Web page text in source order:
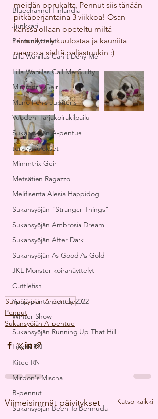
Bluechannel Finlandia
Junkkari
Pentunäyttelyt
Lilla Wanillas Can't Deny Me
Lilla Wanillas Call Me Guilty
Mimmitrix Geir
Mano Ponis Jupiteris
Vuoden Harjakoirakilpailu
Sukansyöjän A-pentue
terveystulokset
Mimmtrix Geir
Metsätien Ragazzo
Melifisenta Alesia Happidog
Sukansyöjän "Stranger Things"
Sukansyöjän Ambrosia Dream
Sukansyöjän After Dark
Sukansyöjän As Good As Gold
JKL Monster koiranäyttelyt
Cuttlefish
Ypäjä pentunäyttely 2022
Winter Show
Sukansyöjän Running Up That Hill
Lieksa RN
Kitee RN
Mirbon's Mischa
B-pennut
Sukansyöjän Been To Bermuda
meidän porukalta. Pennut siis tänään
pitkäperjantaina 3 viikkoa! Osan
kanssa ollaan opeteltu miltä
trimmikone kuulostaa ja kauniita
naamoja sieltä paljastuukin :)
Sukansyöjän A-pentue
Pennut
Sukansyöjän A-pentue
Viimeisimmät päivitykset Katso kaikki